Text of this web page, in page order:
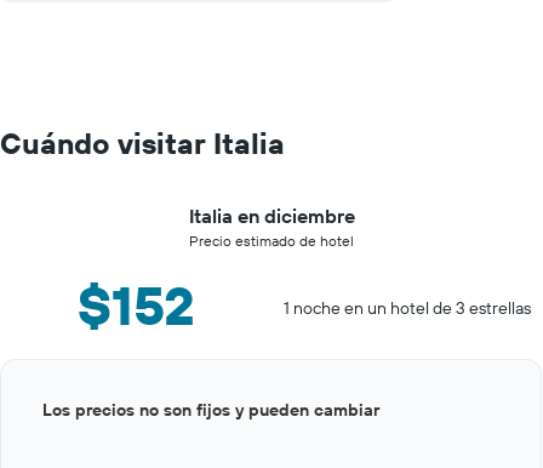
Cuándo visitar Italia
Italia en diciembre
Precio estimado de hotel
$152 1 noche en un hotel de 3 estrellas
graphic.Los precios no son fijos y pueden cambiar